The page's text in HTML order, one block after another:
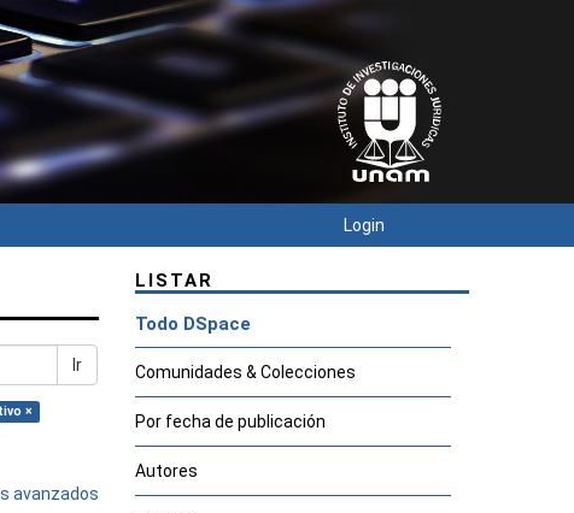
Login
Ir
×
avanzados
LISTAR
Todo DSpace
Comunidades & Colecciones
Por fecha de publicación
Autores